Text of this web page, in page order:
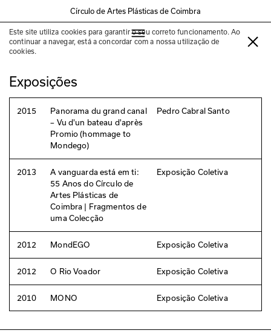
Círculo de Artes Plásticas de Coimbra
Este site utiliza cookies para garantir o seu correto funcionamento. Ao
continuar a navegar, está a concordar com a nossa utilização de
cookies.
Pedro Cabral Santo
Exposições
2015
Panorama du grand canal
– Vu d'un bateau d'après
Promio (hommage to
Mondego)
Pedro Cabral Santo
2013
A vanguarda está em ti:
55 Anos do Círculo de
Artes Plásticas de
Coimbra | Fragmentos de
uma Colecção
Exposição Coletiva
2012 MondEGO Exposição Coletiva
2012 O Rio Voador Exposição Coletiva
2010 MONO Exposição Coletiva